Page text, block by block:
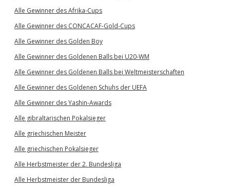
Alle Gewinner des Afrika-Cups
Alle Gewinner des CONCACAF-Gold-Cups
Alle Gewinner des Golden Boy
Alle Gewinner des Goldenen Balls bei U20-WM
Alle Gewinner des Goldenen Balls bei Weltmeisterschaften
Alle Gewinner des Goldenen Schuhs der UEFA
Alle Gewinner des Yashin-Awards
Alle gibraltarischen Pokalsieger
Alle griechischen Meister
Alle griechischen Pokalsieger
Alle Herbstmeister der 2. Bundesliga
Alle Herbstmeister der Bundesliga